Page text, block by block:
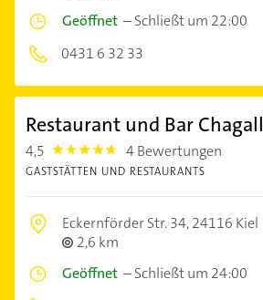
Geöffnet –Schließt um 22:00
0431 6 32 33
Restaurant und Bar Chagall
4,5 4.5 4 Bewertungen
GASTSTÄTTEN UND RESTAURANTS
Eckernförder Str. 34,24116 Kiel
2,6 km
Geöffnet –Schließt um 24:00